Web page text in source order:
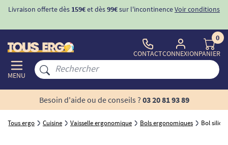
Livraison offerte dès 159€et dès99€sur l'incontinenceVoir conditions
MENU
CONTACTCONNEXION
0
PANIER
Besoin d'aide ou de conseils ? 03 20 81 93 89
Tous ergo Cuisine Vaisselle ergonomique Bols ergonomiques Bol